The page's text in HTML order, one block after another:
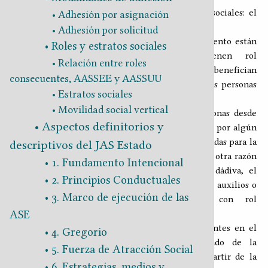
Adhesión por asignación
Adhesión por solicitud
Roles y estratos sociales
Relación entre roles
consecuentes, AASSEE y AASSUU
Estratos sociales
Movilidad social vertical
Aspectos definitorios y
descriptivos del JAS Estado
1. Fundamento Intencional
2. Principios Conductuales
3. Marco de ejecución de las
ASE
4. Gregorio
5. Fuerza de Atracción Social
En el JAS Yɛlɛma solo se diferencian dos roles sociales: el
y elinconsecuente.
Asumen un rol consecuente quienes en un momento están
efectivamente ejecutando AASSEE, y tienen rol
inconsecuente quienes de una u otra manera se benefician
de la ejecución de las AASSEE por parte de otras personas
en el contexto del JAS Yɛlɛma.
Comúnmente tienen rol inconsecuente las personas desde
su nacimiento hasta su adolescencia, aquellas que por algún
impedimento físico o psíquico se ven imposibilitadas para la
ejecución de cualquier ASE, y quienes por una u otra razón
eligen obtener su sustento de la limosna, la dádiva, el
socorro, la caridad, donaciones, donativos, óbolos, auxilios o
ayudas que puedan proveerles personas con rol
consecuente.
En el siguiente cuadro, los roles sociales existentes en el
JAS Yɛlɛma se ordenan según un aproximado de la
proporción poblacional que los ha asumido a partir de la